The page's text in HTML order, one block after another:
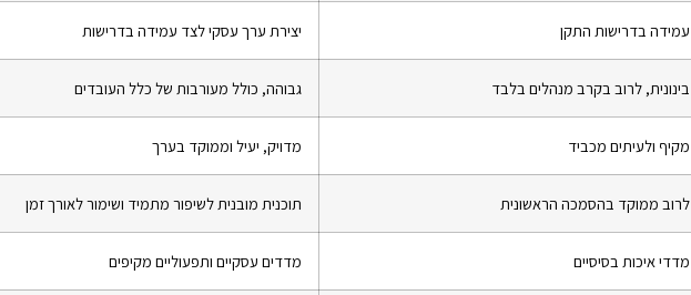
עמידה בדרישות התקן יצירת ערך עסקי לצד עמידה בדרישות
בינונית, לרוב בקרב מנהלים בלבד גבוהה, כולל מעורבות של כלל העובדים
מקיף ולעיתים מכביד מדויק, יעיל וממוקד בערך
לרוב ממוקד בהסמכה הראשונית תוכנית מובנית לשיפור מתמיד ושימור לאורך זמן
מדדי איכות בסיסיים מדדים עסקיים ותפעוליים מקיפים